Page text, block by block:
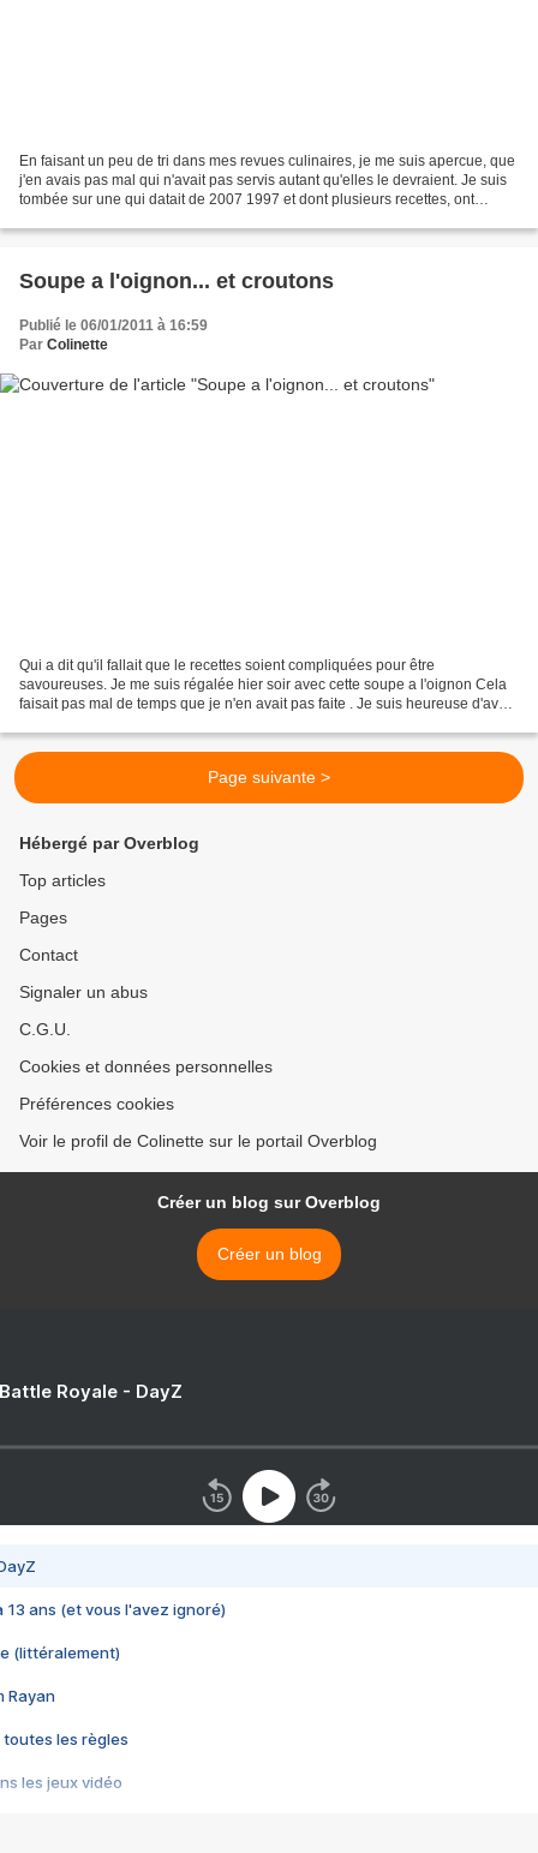
En faisant un peu de tri dans mes revues culinaires, je me suis apercue, que
j'en avais pas mal qui n'avait pas servis autant qu'elles le devraient. Je suis
tombée sur une qui datait de 2007 1997 et dont plusieurs recettes, ont
Soupe a l'oignon... et croutons
Publié le 06/01/2011 à 16:59
Par Colinette
Qui a dit qu'il fallait que le recettes soient compliquées pour être
savoureuses. Je me suis régalée hier soir avec cette soupe a l'oignon Cela
faisait pas mal de temps que je n'en avait pas faite . Je suis heureuse d'avoir
Page suivante >
Hébergé par Overblog
Top articles
Pages
Contact
Signaler un abus
C.G.U.
Cookies et données personnelles
Préférences cookies
Voir le profil de Colinette sur le portail Overblog
Créer un blog sur Overblog
Créer un blog
Royale - DayZ
13 ans (et vous l'avez ignoré)
(littéralement)
Rayan
toutes les règles
les jeux vidéo